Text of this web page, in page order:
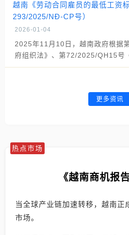
越南《劳动合同雇员的最低工资
293/2025/NĐ-CP号）
2026-01-04
2025年11月10日，越南政府根据
府组织法》、第72/2025/QH15
更多资讯
热点市场
《越南商机报
当全球产业链加速转移，越南正
市场。